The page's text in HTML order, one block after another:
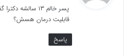
:
پسر خالم ۱۳
قابلیت درمان هسش؟
پاسخ